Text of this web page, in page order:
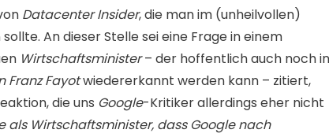
Datacenter Insider, die man im (unheilvollen)
An dieser Stelle sei eine Frage in einem
Wirtschaftsminister– der hoffentlich auch noch in
Franz Fayotwiedererkannt werden kann – zitiert,
die uns Google-Kritiker allerdings eher nicht
als Wirtschaftsminister, dass Google nach